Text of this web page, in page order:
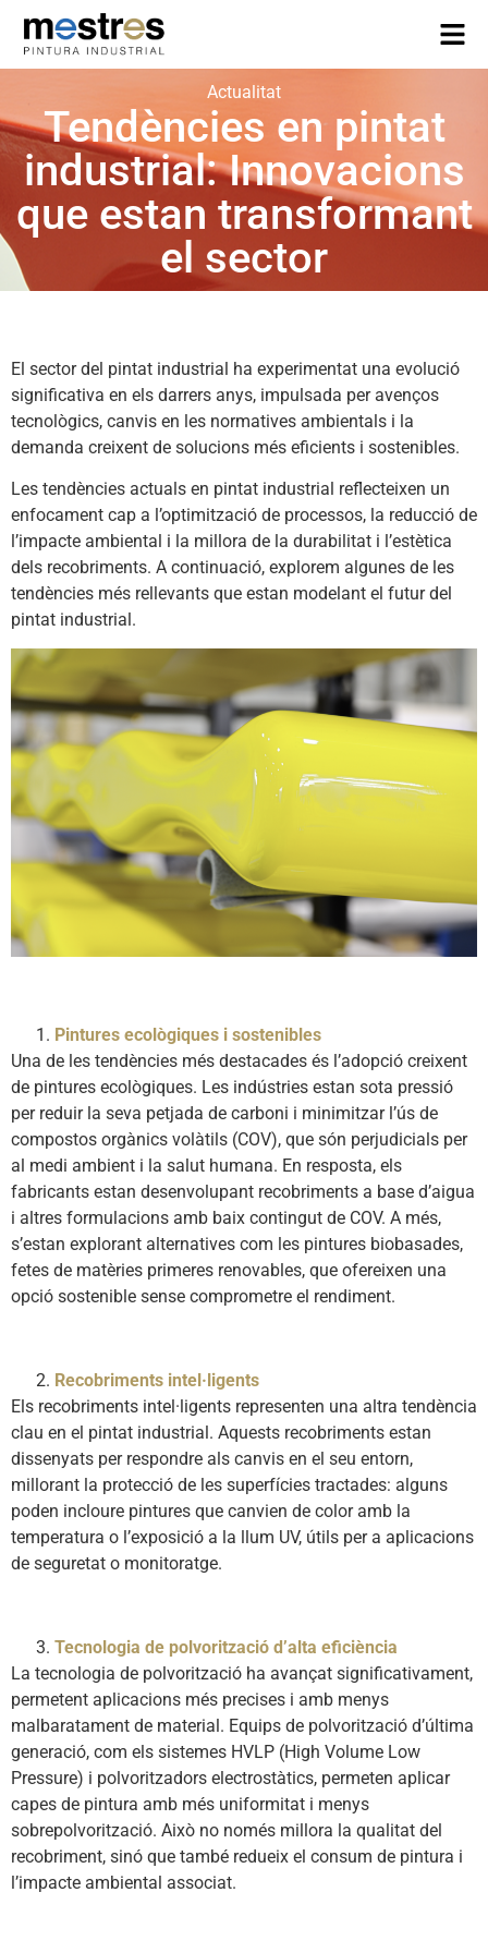
Actualitat
Tendències en pintat
industrial: Innovacions
que estan transformant
el sector
El sector del pintat industrial ha experimentat una evolució
significativa en els darrers anys, impulsada per avenços
tecnològics, canvis en les normatives ambientals i la
demanda creixent de solucions més eficients i sostenibles.
Les tendències actuals en pintat industrial reflecteixen un
enfocament cap a l’optimització de processos, la reducció de
l’impacte ambiental i la millora de la durabilitat i l’estètica
dels recobriments. A continuació, explorem algunes de les
tendències més rellevants que estan modelant el futur del
pintat industrial.
Pintures ecològiques i sostenibles
Una de les tendències més destacades és l’adopció creixent
de pintures ecològiques. Les indústries estan sota pressió
per reduir la seva petjada de carboni i minimitzar l’ús de
compostos orgànics volàtils (COV), que són perjudicials per
al medi ambient i la salut humana. En resposta, els
fabricants estan desenvolupant recobriments a base d’aigua
i altres formulacions amb baix contingut de COV. A més,
s’estan explorant alternatives com les pintures biobasades,
fetes de matèries primeres renovables, que ofereixen una
opció sostenible sense comprometre el rendiment.
Recobriments intel·ligents
Els recobriments intel·ligents representen una altra tendència
clau en el pintat industrial. Aquests recobriments estan
dissenyats per respondre als canvis en el seu entorn,
millorant la protecció de les superfícies tractades: alguns
poden incloure pintures que canvien de color amb la
temperatura o l’exposició a la llum UV, útils per a aplicacions
de seguretat o monitoratge.
Tecnologia de polvorització d’alta eficiència
La tecnologia de polvorització ha avançat significativament,
permetent aplicacions més precises i amb menys
malbaratament de material. Equips de polvorització d’última
generació, com els sistemes HVLP (High Volume Low
Pressure) i polvoritzadors electrostàtics, permeten aplicar
capes de pintura amb més uniformitat i menys
sobrepolvorització. Això no només millora la qualitat del
recobriment, sinó que també redueix el consum de pintura i
l’impacte ambiental associat.